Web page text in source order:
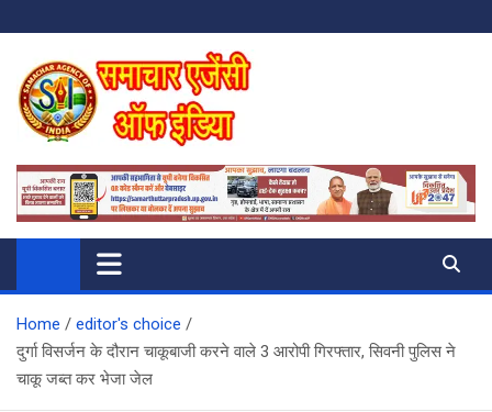
to
content
SAMACHAR AGENCY OF INDIA
My WordPress Blog
Home
editor's choice
दुर्गा विसर्जन के दौरान चाकूबाजी करने वाले 3 आरोपी गिरफ्तार, सिवनी पुलिस ने
चाकू जब्त कर भेजा जेल